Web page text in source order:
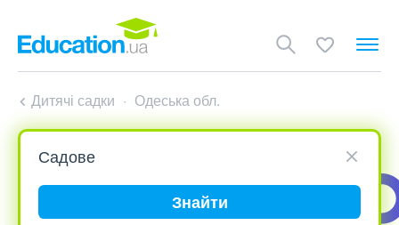
Дитячі садки Одеська обл.
Знайти